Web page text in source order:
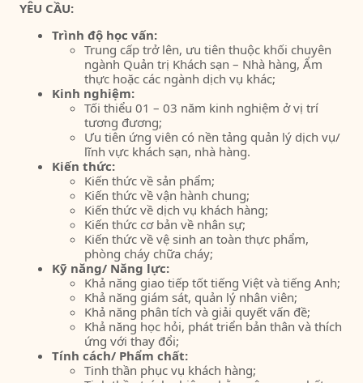
YÊU CẦU:
Trình độ học vấn:
Trung cấp trở lên, ưu tiên thuộc khối chuyên
ngành Quản trị Khách sạn – Nhà hàng, Ẩm
thực hoặc các ngành dịch vụ khác;
Kinh nghiệm:
Tối thiểu 01 – 03 năm kinh nghiệm ở vị trí
tương đương;
Ưu tiên ứng viên có nền tảng quản lý dịch vụ/
lĩnh vực khách sạn, nhà hàng.
Kiến thức:
Kiến thức về sản phẩm;
Kiến thức về vận hành chung;
Kiến thức về dịch vụ khách hàng;
Kiến thức cơ bản về nhân sự;
Kiến thức về vệ sinh an toàn thực phẩm,
phòng cháy chữa cháy;
Kỹ năng/ Năng lực:
Khả năng giao tiếp tốt tiếng Việt và tiếng Anh;
Khả năng giám sát, quản lý nhân viên;
Khả năng phân tích và giải quyết vấn đề;
Khả năng học hỏi, phát triển bản thân và thích
ứng với thay đổi;
Tính cách/ Phẩm chất:
Tinh thần phục vụ khách hàng;